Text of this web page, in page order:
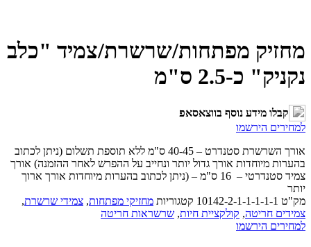
מחזיק מפתחות/שרשרת/צמיד "כלב
נקניק" כ-2.5 ס"מ
קבלו מידע נוסף בווצאסאפ
למחירים הירשמו
אורך השרשרת סטנדרט – 40-45 ס"מ ללא תוספת תשלום (ניתן לכתוב
בהערות מיוחדות אורך גדול יותר ונחייב על ההפרש לאחר ההזמנה) אורך
צמיד סטנדרטי – 16 ס"מ – (ניתן לכתוב בהערות מיוחדות אורך ארוך
יותר
מק"ט 10142-2-1-1-1-1-1 קטגוריות מחזיקי מפתחות, צמידי שרשרת,
צמידים חריטה, קולקציית חיות, שרשראות חריטה
למחירים הירשמו